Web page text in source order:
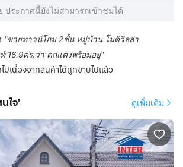
ประกาศนี้ยังไม่สามารถเข้าชมได้
"ขายทาวน์โฮม 2ชั้น หมู่บ้าน โมดิวิลล่า
16.9ตร.วา ตกแต่งพร้อมอยู่"
เนื่องจากสินค้าได้ถูกขายไปแล้ว
ใจ' ดูเพิ่มเติม